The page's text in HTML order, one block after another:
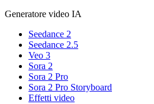
Generatore video IA
Seedance 2
Seedance 2.5
Veo 3
Sora 2
Sora 2 Pro
Sora 2 Pro Storyboard
Effetti video